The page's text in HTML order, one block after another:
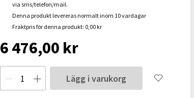
via sms/telefon/mail.
Denna produkt levereras normalt inom 10 vardagar
Fraktpris för denna produkt: 0,00 kr
6 476,00 kr
Lägg i varukorg